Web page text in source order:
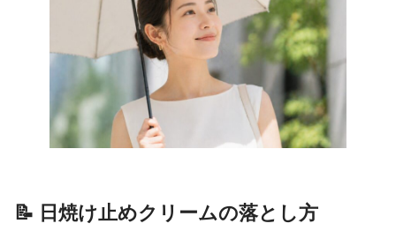
📝 日焼け止めクリームの落とし方